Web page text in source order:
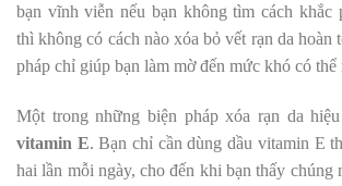
bạn vĩnh viễn nếu bạn không tìm cách khắc
thì không có cách nào xóa bỏ vết rạn da hoàn
pháp chỉ giúp bạn làm mờ đến mức khó có thể
Một trong những biện pháp xóa rạn da
vitamin E. Bạn chỉ cần dùng dầu vitamin E
hai lần mỗi ngày, cho đến khi bạn thấy chúng